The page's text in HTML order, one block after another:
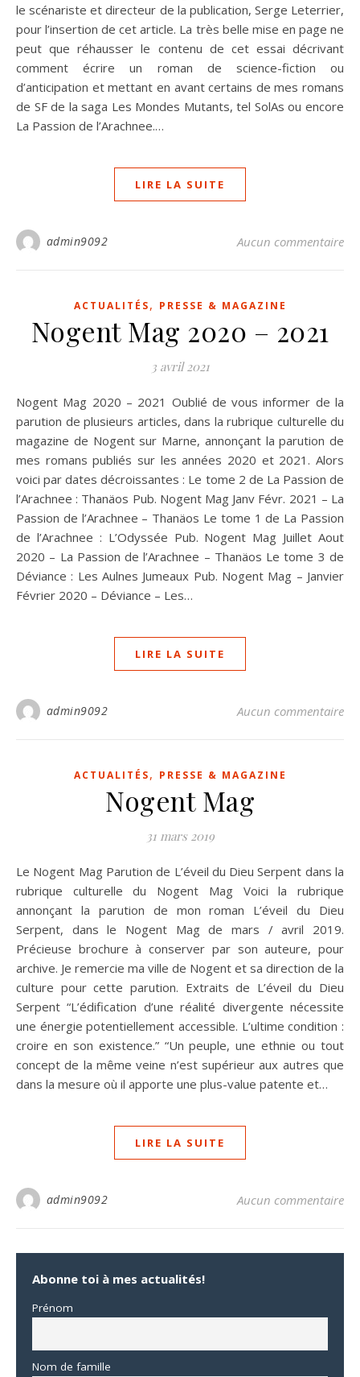
le scénariste et directeur de la publication, Serge Leterrier,
pour l’insertion de cet article. La très belle mise en page ne
peut que réhausser le contenu de cet essai décrivant
comment écrire un roman de science-fiction ou
d’anticipation et mettant en avant certains de mes romans
de SF de la saga Les Mondes Mutants, tel SolAs ou encore
La Passion de l’Arachnee.…
LIRE LA SUITE
admin9092 Aucun commentaire
ACTUALITÉS, PRESSE & MAGAZINE
Nogent Mag 2020 – 2021
3 avril 2021
Nogent Mag 2020 – 2021 Oublié de vous informer de la
parution de plusieurs articles, dans la rubrique culturelle du
magazine de Nogent sur Marne, annonçant la parution de
mes romans publiés sur les années 2020 et 2021. Alors
voici par dates décroissantes : Le tome 2 de La Passion de
l’Arachnee : Thanäos Pub. Nogent Mag Janv Févr. 2021 – La
Passion de l’Arachnee – Thanäos Le tome 1 de La Passion
de l’Arachnee : L’Odyssée Pub. Nogent Mag Juillet Aout
2020 – La Passion de l’Arachnee – Thanäos Le tome 3 de
Déviance : Les Aulnes Jumeaux Pub. Nogent Mag – Janvier
Février 2020 – Déviance – Les…
LIRE LA SUITE
admin9092 Aucun commentaire
ACTUALITÉS, PRESSE & MAGAZINE
Nogent Mag
31 mars 2019
Le Nogent Mag Parution de L’éveil du Dieu Serpent dans la
rubrique culturelle du Nogent Mag Voici la rubrique
annonçant la parution de mon roman L’éveil du Dieu
Serpent, dans le Nogent Mag de mars / avril 2019.
Précieuse brochure à conserver par son auteure, pour
archive. Je remercie ma ville de Nogent et sa direction de la
culture pour cette parution. Extraits de L’éveil du Dieu
Serpent “L’édification d’une réalité divergente nécessite
une énergie potentiellement accessible. L’ultime condition :
croire en son existence.” “Un peuple, une ethnie ou tout
concept de la même veine n’est supérieur aux autres que
dans la mesure où il apporte une plus-value patente et…
LIRE LA SUITE
admin9092 Aucun commentaire
Abonne toi à mes actualités!
Prénom
Nom de famille